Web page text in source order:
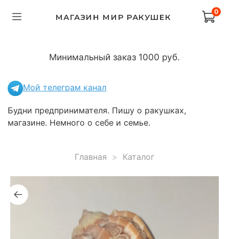
МАГАЗИН МИР РАКУШЕК
0
Минимальный заказ 1000 руб.
Мой телеграм канал
Будни предпринимателя. Пишу о ракушках,
магазине. Немного о себе и семье.
Главная Каталог